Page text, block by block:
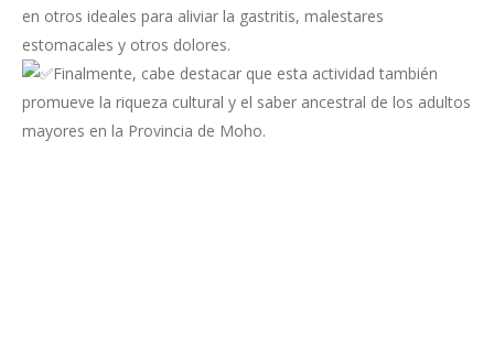
en otros ideales para aliviar la gastritis, malestares
estomacales y otros dolores.
Finalmente, cabe destacar que esta actividad también
promueve la riqueza cultural y el saber ancestral de los adultos
mayores en la Provincia de Moho.